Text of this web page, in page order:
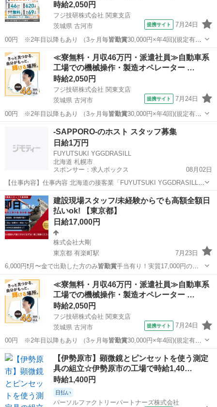
時給2,050円
フジ技研株式会社 関東支店
茨城県 古河市
提携サイト 7月24日
00円 ※2年目以降もあり （3ヶ月毎皆勤賞30,000円×年4回)(規定有）
・…
茨城 古河市 その他
≪寮無料・月収46万円・派遣社員≫自動車系
工場での機械操作・製造オペレーター …
時給2,050円
フジ技研株式会社 関東支店
茨城県 古河市
提携サイト 7月24日
00円 ※2年目以降もあり （3ヶ月毎皆勤賞30,000円×年4回)(規定有）
・…
-SAPPORO-のホスト スタッフ募集
日給1万円
FUYUTSUKI YGGDRASILL
北海道 札幌市
スポンサー：求人ボックス
08月02日
【仕事内容】仕事内容 北海道の接客業「FUYUTSUKI YGGDRASILL
SAPPORO-」でのホストのお仕事です。 お客様と会話しながらお酒を
提供して楽しんでもらうお仕事になります。 給 与 日給最低保障10000
円 +総...
正社員 / アルバイト・パート
建設現場スタッフ/未経験からでも高額全額日
払いok! 【東京都】
日給17,000円
株式会社大剛
東京都 有楽町駅
7月23日
6,000円❗️月〜金で出勤した方のみ皆勤賞手当有り！実質17,000円の給
与が受…
東京 千代田区 有楽町駅 建築 スタッフ
≪寮無料・月収46万円・派遣社員≫自動車系
工場での機械操作・製造オペレーター …
時給2,050円
フジ技研株式会社 関東支店
茨城県 古河市
提携サイト 7月24日
00円 ※2年目以降もあり （3ヶ月毎皆勤賞30,000円×年4回)(規定有）
・…
茨城 その他
【伊勢原市】顕微鏡とピンセットを使う測定
具の組立☆伊勢原市の工場で時給1,40…
時給1,400円
日払い
パーソルファクトリーパートナーズ株式会社